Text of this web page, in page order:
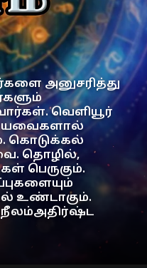
அனுசரித்து
வெளியூர்
கொடுக்கல்
தொழில்,
பெருகும்.
உண்டாகும்.
நீலம்அதிர்ஷ்ட